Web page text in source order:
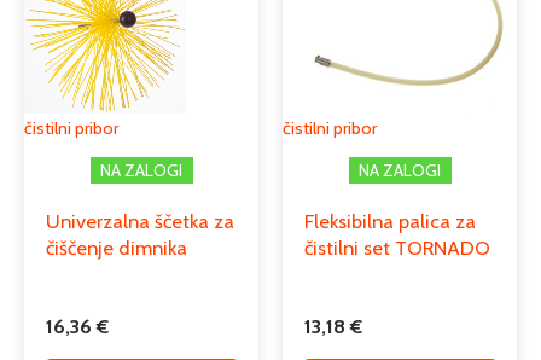
čistilni pribor
NA ZALOGI
Univerzalna ščetka za
čiščenje dimnika
16,36€
čistilni pribor
NA ZALOGI
Fleksibilna palica za
čistilni set TORNADO
13,18€